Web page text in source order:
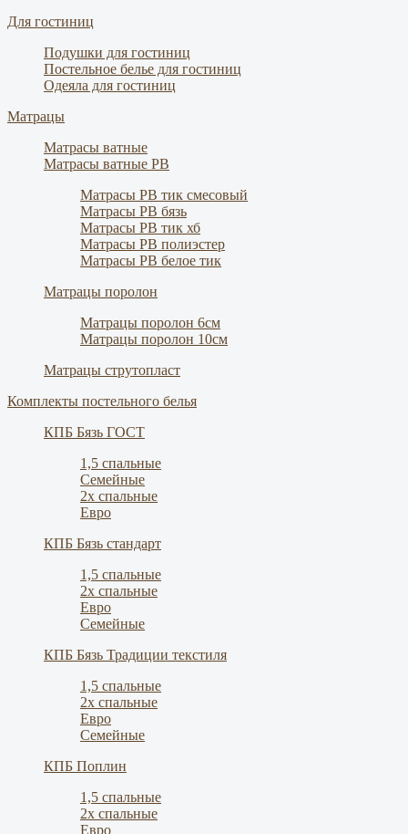
Для гостиниц
Подушки для гостиниц
Постельное белье для гостиниц
Одеяла для гостиниц
Матрацы
Матрасы ватные
Матрасы ватные РВ
Матрасы РВ тик смесовый
Матрасы РВ бязь
Матрасы РВ тик хб
Матрасы РВ полиэстер
Матрасы РВ белое тик
Матрацы поролон
Матрацы поролон 6см
Матрацы поролон 10см
Матрацы струтопласт
Комплекты постельного белья
КПБ Бязь ГОСТ
1,5 спальные
Семейные
2х спальные
Евро
КПБ Бязь стандарт
1,5 спальные
2х спальные
Евро
Семейные
КПБ Бязь Традиции текстиля
1,5 спальные
2х спальные
Евро
Семейные
КПБ Поплин
1,5 спальные
2х спальные
Евро